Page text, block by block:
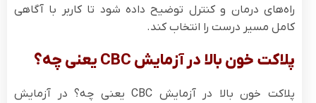
راه‌های درمان و کنترل توضیح داده شود تا کاربر با آگاهی
کامل مسیر درست را انتخاب کند.
پلاکت خون بالا در آزمایش CBC یعنی چه؟
پلاکت خون بالا در آزمایش CBC یعنی چه؟ در آزمایش